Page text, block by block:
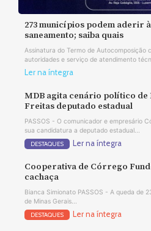
273 municípios podem aderir
saneamento; saiba quais
Assinatura do Termo de Autocomposição
autoridades e serviço de atendimento
Ler na íntegra
MDB agita cenário político de
Freitas deputado estadual
PASSOS - O comunicador e empresário
sua candidatura a deputado estadual...
DESTAQUES Ler na íntegra
Cooperativa de Córrego
cachaça
Bianca Simionato PASSOS - A queda de
de Minas Gerais...
DESTAQUES Ler na íntegra